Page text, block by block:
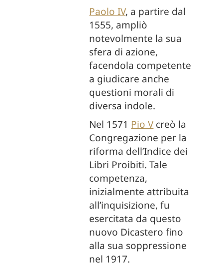
Paolo IV, a partire dal
1555, ampliò
notevolmente la sua
sfera di azione,
facendola competente
a giudicare anche
questioni morali di
diversa indole.
Nel 1571 Pio Vcreò la
Congregazione per la
riforma dell’Indice dei
Libri Proibiti. Tale
competenza,
inizialmente attribuita
all’inquisizione, fu
esercitata da questo
nuovo Dicastero fino
alla sua soppressione
nel 1917.